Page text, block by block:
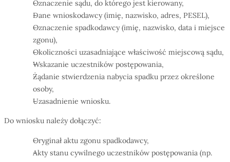
Oznaczenie sądu, do którego jest kierowany,
Dane wnioskodawcy (imię, nazwisko, adres, PESEL),
Oznaczenie spadkodawcy (imię, nazwisko, data i miejsce
zgonu),
Okoliczności uzasadniające właściwość miejscową sądu,
Wskazanie uczestników postępowania,
Żądanie stwierdzenia nabycia spadku przez określone
osoby,
Uzasadnienie wniosku.
Do wniosku należy dołączyć:
Oryginał aktu zgonu spadkodawcy,
Akty stanu cywilnego uczestników postępowania (np.